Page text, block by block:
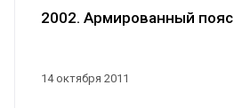
14 октября 2011
2002. Армированный пояс